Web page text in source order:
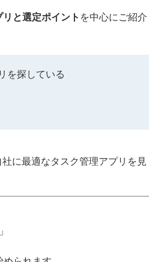
と選定ポイント を中心にご紹介
を探している
に最適なタスク管理アプリを見